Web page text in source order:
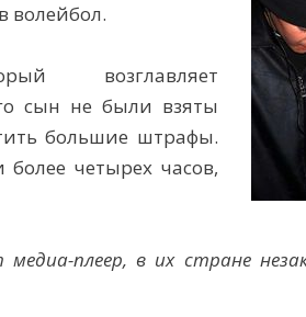
волейбол.
возглавляет
сын не были взяты
большие штрафы.
четырех часов,
плеер, в их стране